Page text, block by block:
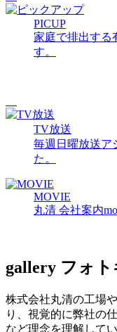
PICUP
家庭で排出する
す。
TV放送
毎週日曜放送ア
た。
MOVIE
丸清 会社案内
gallery フォ
株式会社丸清の工場
り、視覚的に弊社の
など理念を理解して